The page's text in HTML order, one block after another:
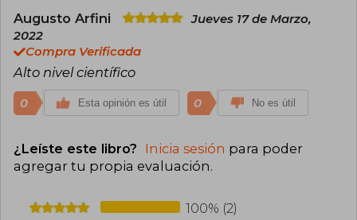
Augusto Arfini
Jueves 17 de Marzo,
2022
Compra Verificada
Alto nivel científico
0 Esta opinión es útil 0 No es útil
¿Leíste este libro? Inicia sesión para poder
agregar tu propia evaluación.
100% (2)